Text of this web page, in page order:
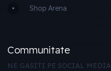
Shop Arena
Communitate
NE GASITI PE SOCIAL MEDIA